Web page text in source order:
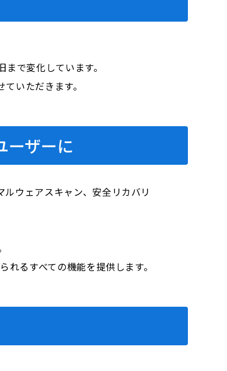
で変化しています。
いただきます。
ーザーに
ウェアスキャン、安全リカバリ
るすべての機能を提供します。